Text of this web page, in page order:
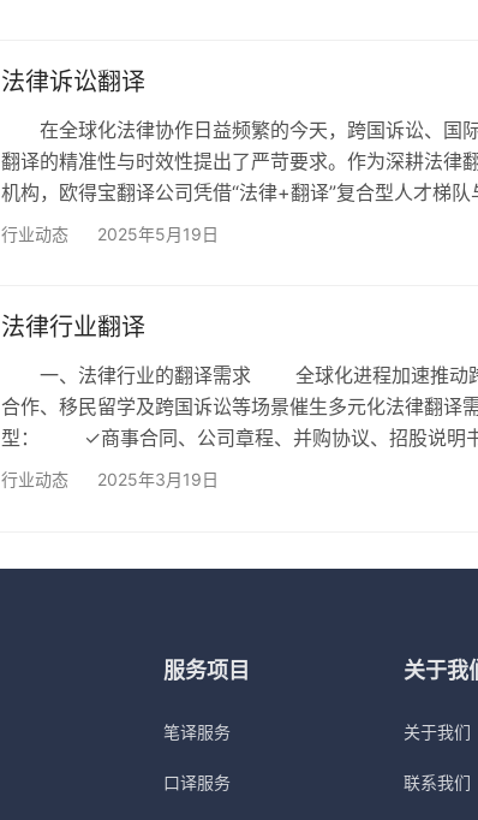
言对，满足跨国诉讼场景下的多语言需求。…
法律诉讼翻译
在全球化法律协作日益频繁的今天，跨国诉讼、国
翻译的精准性与时效性提出了严苛要求。作为深耕法律
机构，欧得宝翻译公司凭借“法律+翻译”复合型人才梯
全球客户提供高效、权威的法律诉讼翻译服务，成为众
解书等，确保法律效力不受语言障碍影响； 仲裁文件
行业动态 2025年5月19日
法律行业翻译
一、法律行业的翻译需求 全球化进程加速推动跨
合作、移民留学及跨国诉讼等场景催生多元化法律
型： ✓商事合同、公司章程、并购协议、招股说
诉书、判决书、调解书） ✓国际公约、条约、仲裁裁
险； ▪文化适配性：各国法律体系差异及文化习俗
行业动态 2025年3月19日
服务项目
笔译服务
口译服务
关于我
关于我们
联系我们